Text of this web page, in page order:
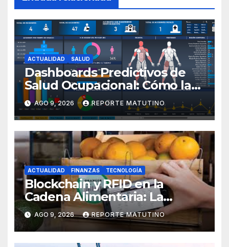
ACTUALIDAD SALUD
Dashboards Predictivos de
Salud Ocupacional: Cómo la
IA Anticipa el Ausentismo
Laboral en 2026 por Sol María
Sthormes Bolívar
AGO 9, 2026 REPORTE MATUTINO
ACTUALIDAD FINANZAS TECNOLOGÍA
Blockchain y RFID en la
Cadena Alimentaria: La
Trazabilidad Total que Exige
el Consumidor Actual por
Santiago Uzcátegui Pinto
AGO 9, 2026 REPORTE MATUTINO